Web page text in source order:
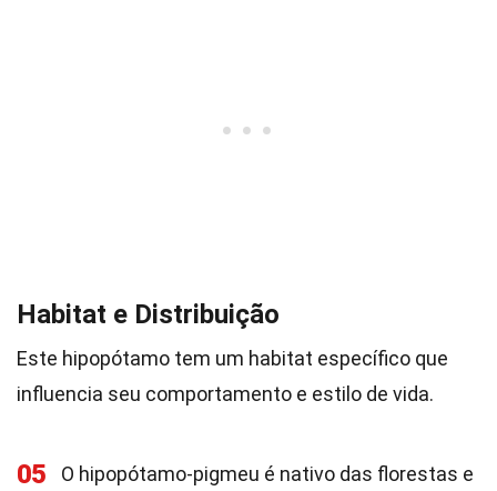
Habitat e Distribuição
Este hipopótamo tem um habitat específico que
influencia seu comportamento e estilo de vida.
05
O hipopótamo-pigmeu é nativo das florestas e